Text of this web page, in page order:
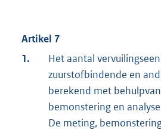
Artikel 7
1.
Het aantal
zuurstofbindende en
berekend met
bemonstering en
De meting,